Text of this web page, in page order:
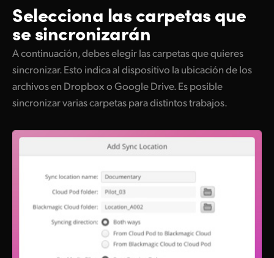
Selecciona las carpetas que
se sincronizarán
A continuación, debes elegir las carpetas que quieres
sincronizar. Esto indica al dispositivo la ubicación de los
archivos en Dropbox o Google Drive. Es posible
sincronizar varias carpetas para distintos trabajos.